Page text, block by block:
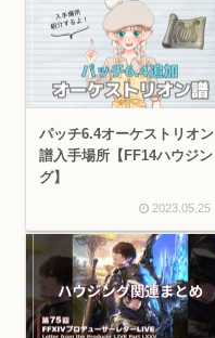
パッチ6.4オーケストリオン
譜入手場所【FF14ハウジン
グ】
2023.05.25